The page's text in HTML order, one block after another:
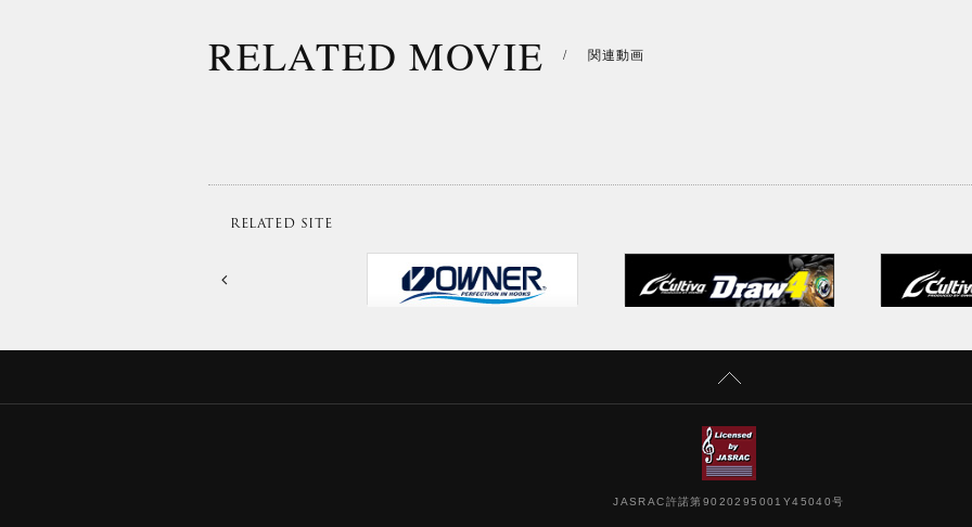
RELATED MOVIE / 関連動画
RELATED SITE
JASRAC許諾第9020295001Y45040号